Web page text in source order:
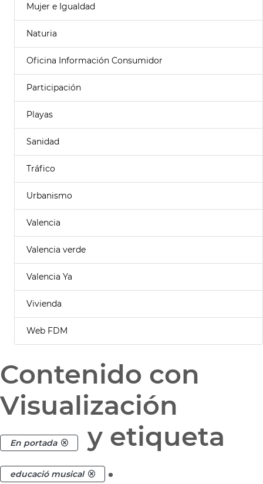
Mujer e Igualdad
Naturia
Oficina Información Consumidor
Participación
Playas
Sanidad
Tráfico
Urbanismo
Valencia
Valencia verde
Valencia Ya
Vivienda
Web FDM
Contenido con
Visualización
En portada y etiqueta
educació musical .